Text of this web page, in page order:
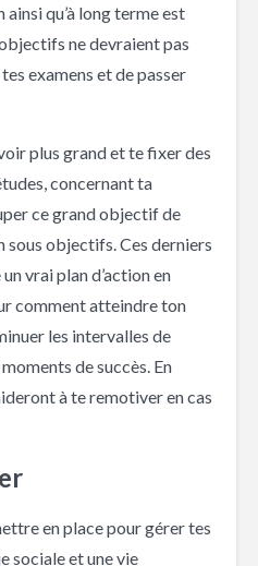
qu’à long terme est
ne devraient pas
examens et de passer
plus grand et te fixer des
concernant ta
ce grand objectif de
sous objectifs. Ces derniers
vrai plan d’action en
comment atteindre ton
les intervalles de
de succès. En
à te remotiver en cas
en place pour gérer tes
sociale et une vie